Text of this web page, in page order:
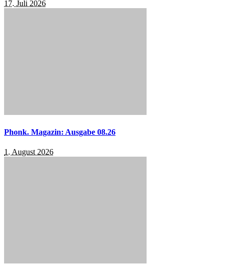
17. Juli 2026
Phonk. Magazin: Ausgabe 08.26
1. August 2026